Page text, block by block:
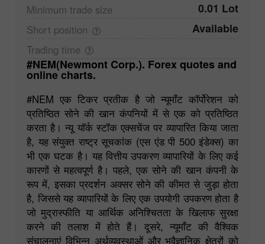
Minimum trade size 0.01 Lot
Short position Available
Trading time
#NEM(Newmont Corp.). Forex quotes and
online charts.
#NEM एक टिकर प्रतीक है जो न्यूमॉंट कॉर्पोरेशन को
प्रतिष्ठित सोने की खान कंपनियों में से एक को प्रतिष्ठित
करता है। न्यू यॉर्क स्टॉक एक्सचेंज पर व्यापारित किया जाता
है, यह संयुक्त राष्ट्र सूचकांक (एस एंड पी 500 इंडेक्स) का
भी एक घटक है। यह वित्तीय उपकरण व्यापारियों के लिए कई
कारणों से महत्वपूर्ण है। पहले, एक सोने की खान कंपनी के
रूप में, इसका प्रदर्शन अक्सर सोने की कीमत से जुड़ा होता
है, जिससे यह व्यापारियों के लिए एक उपयोगी उपकरण होता है
जो मुद्रास्फीति या आर्थिक अनिश्चितता के खिलाफ सुरक्षा
करने की तलाश में होते हैं। दूसरे, न्यूमॉंट की वैश्विक
संचालनाएं विभिन्न अर्थव्यवस्थाओं और भूवैज्ञानिक क्षेत्रों को